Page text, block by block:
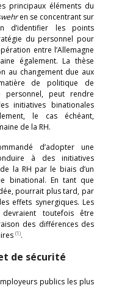
principaux éléments du
en se concentrant sur
d’identifier les points
du personnel pour
entre l’Allemagne
également. La thèse
au changement due aux
de politique de
peut rendre
initiatives binationales
le cas échéant,
de la RH.
d’adopter une
à des initiatives
la RH par le biais d’un
binational. En tant que
pourrait plus tard, par
effets synergiques. Les
toutefois être
des différences des
(1).
de sécurité
publics les plus